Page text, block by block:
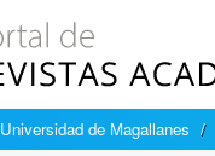
Universidad de Magallanes